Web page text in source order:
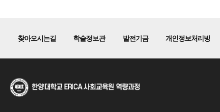
찾아오시는길 학술정보관 발전기금 개인정보처리방침